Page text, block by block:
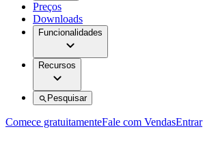
Preços
Downloads
Funcionalidades
Recursos
Pesquisar
Comece gratuitamenteFale com VendasEntrar